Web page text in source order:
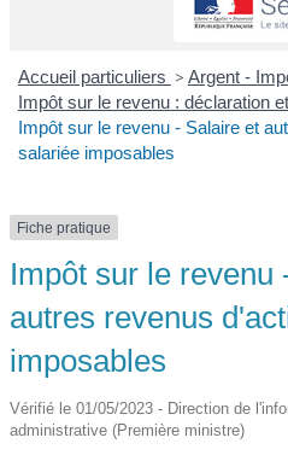
Accueil particuliers > Argent -
Impôt sur le revenu : déclaration
Impôt sur le revenu - Salaire et
salariée imposables
Fiche pratique
Impôt sur le revenu
autres revenus
imposables
Vérifié le 01/05/2023 - Direction de
administrative (Première ministre)